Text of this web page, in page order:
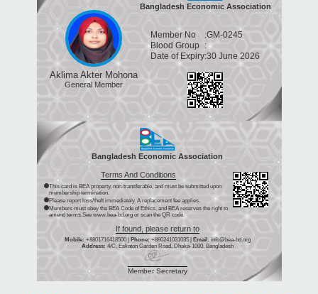
Aklima Akter Mohona
General Member
Bangladesh Economic Association
Member No :GM-0245
Blood Group :
Date of Expiry:30 June 2026
Bangladesh Economic Association
Terms And Conditions
This card is BEA property, non-transferable, and must be submitted upon
membership termination.
Please report loss/theft immediately. A replacement fee applies.
Members must obey the BEA Code of Ethics, and BEA reserves the right to
amend terms.See www.bea-bd.org or scan the QR code.
If found, please return to
Mobile: +8801716418500 | Phone: +880241031035 | Email: info@bea-bd.org
Address: 4/C, Eskaton Garden Road, Dhaka-1000, Bangladesh
Member Secretary